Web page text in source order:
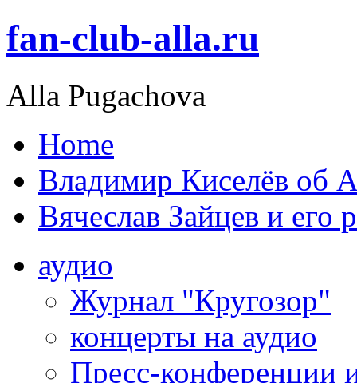
fan-club-alla.ru
Alla Pugachova
Home
Владимир Киселёв об
Вячеслав Зайцев и его
аудио
Журнал "Кругозор"
концерты на аудио
Пресс-конференции